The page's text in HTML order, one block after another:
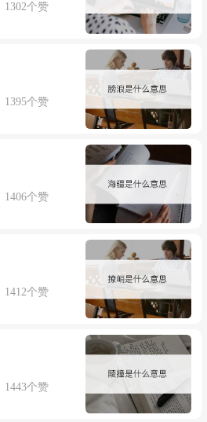
oneself slightly says: " Majesty
"
身说: “ 陛下说话, 小子理应
behoove makes competition
productivity.
力并转化为生产力.
formation and newer
detailed theory studies.
1302个赞
1395个赞
1406个赞
1412个赞
1443个赞